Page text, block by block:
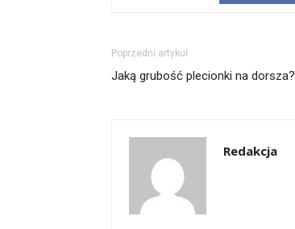
Poprzedni artykuł
Jaką grubość plecionki na dorsza?
Redakcja